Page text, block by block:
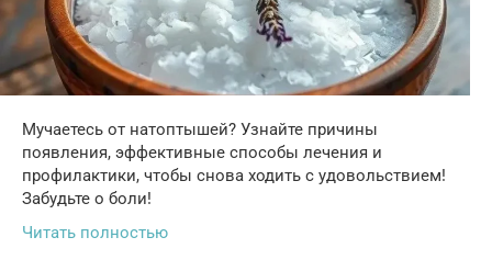
Мучаетесь от натоптышей? Узнайте причины
появления, эффективные способы лечения и
профилактики, чтобы снова ходить с удовольствием!
Забудьте о боли!
Читать полностью